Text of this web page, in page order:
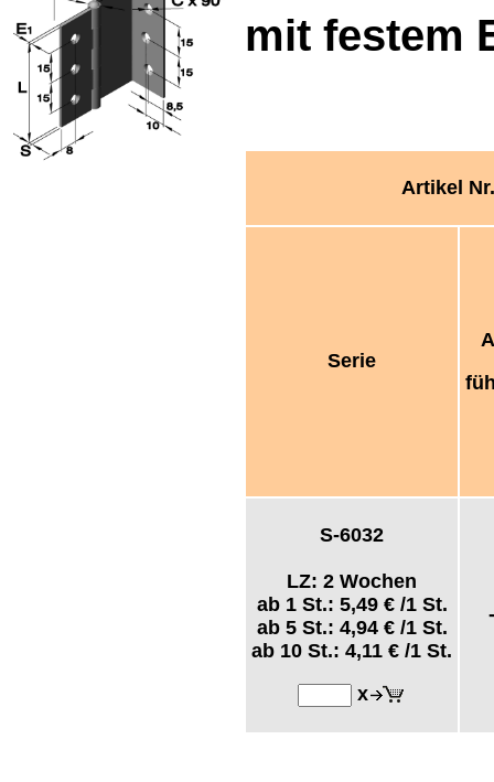
mit festem
Artikel Nr.
Serie
S-6032
LZ: 2 Wochen
ab 1 St.: 5,49 €/1 St.
ab 5 St.: 4,94 €/1 St.
ab 10 St.: 4,11 € /1 St.
x